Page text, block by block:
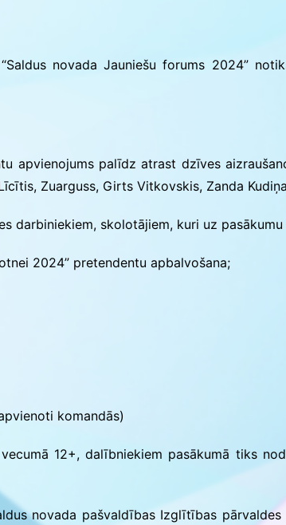
novada Jauniešu forums 2024”
palīdz atrast dzīves
Zuarguss, Girts Vitkovskis, Zanda
skolotājiem, kuri uz pasākumu
2024” pretendentu apbalvošana;
komandās)
12+, dalībniekiem pasākumā tiks
novada pašvaldības Izglītības